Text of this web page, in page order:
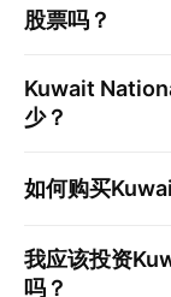
股票吗？
Kuwait
少？
如何购买
我应该投资
吗？